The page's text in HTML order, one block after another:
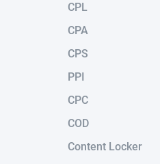
CPL
CPA
CPS
PPI
CPC
COD
Content Locker